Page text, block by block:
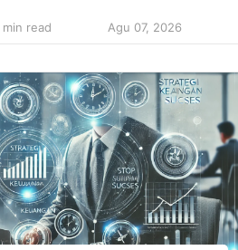
sektor keuangan pun
Teknologi telah menjadi
pendorong yang mengubah
kita berinteraksi dengan uang,
transaksi, serta mengelola
dan investasi. Pengenalan
baru tidak hanya
kenyamanan dan
[…]
min read Agu 07, 2026